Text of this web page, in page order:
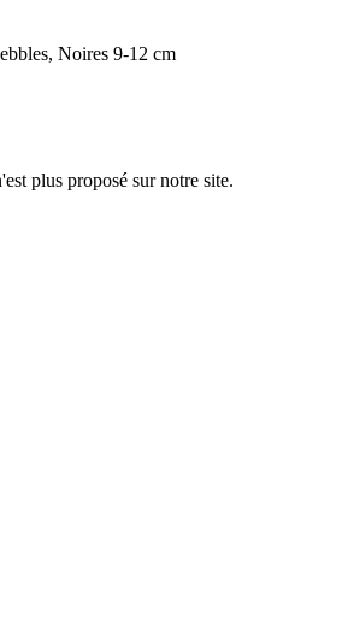
Noires 9-12 cm
plus proposé sur notre site.